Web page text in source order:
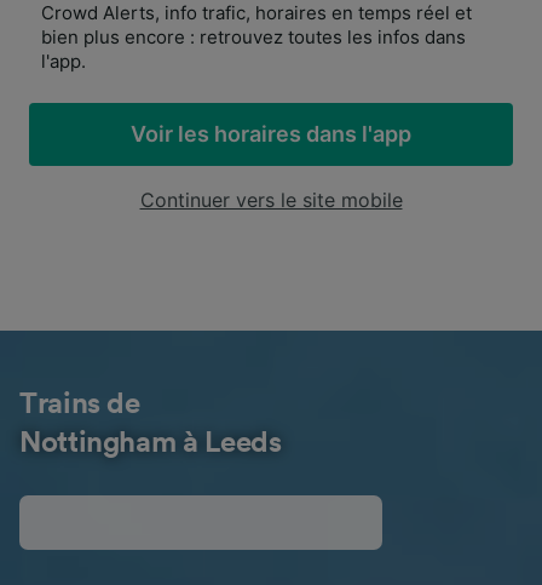
Crowd Alerts, info trafic, horaires en temps réel et
bien plus encore : retrouvez toutes les infos dans
l'app.
Voir les horaires dans l'app
Continuer vers le site mobile
Trains de
Nottingham à Leeds